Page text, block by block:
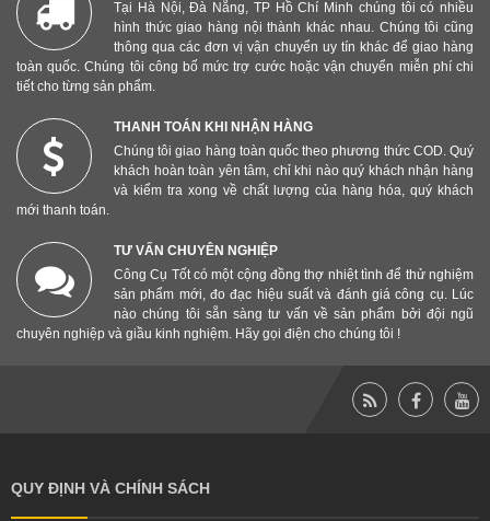
Tại Hà Nội, Đà Nẵng, TP Hồ Chí Minh chúng tôi có nhiều
hình thức giao hàng nội thành khác nhau. Chúng tôi cũng
thông qua các đơn vị vận chuyển uy tín khác để giao hàng
toàn quốc. Chúng tôi công bố mức trợ cước hoặc vận chuyển miễn phí chi
tiết cho từng sản phẩm.
THANH TOÁN KHI NHẬN HÀNG
Chúng tôi giao hàng toàn quốc theo phương thức COD. Quý
khách hoàn toàn yên tâm, chỉ khi nào quý khách nhận hàng
và kiểm tra xong về chất lượng của hàng hóa, quý khách
mới thanh toán.
TƯ VẤN CHUYÊN NGHIỆP
Công Cụ Tốt có một cộng đồng thợ nhiệt tình để thử nghiệm
sản phẩm mới, đo đạc hiệu suất và đánh giá công cụ. Lúc
nào chúng tôi sẵn sàng tư vấn về sản phẩm bởi đội ngũ
chuyên nghiệp và giầu kinh nghiệm. Hãy gọi điện cho chúng tôi !
QUY ĐỊNH VÀ CHÍNH SÁCH